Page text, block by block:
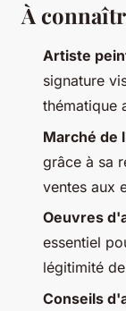
À
Artiste
signature
thématique
Marché de
grâce à sa
ventes aux
Oeuvres
essentiel
légitimité
Conseils